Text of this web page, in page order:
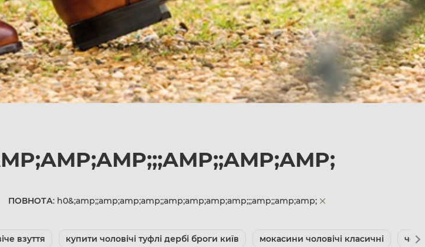
ПОВНОТА: h0&;amp;;amp;amp;amp;;amp;amp;amp;amp;;;amp;;amp;amp;
взуття купити чоловічі туфлі дербі броги київ мокасини чоловічі класичні